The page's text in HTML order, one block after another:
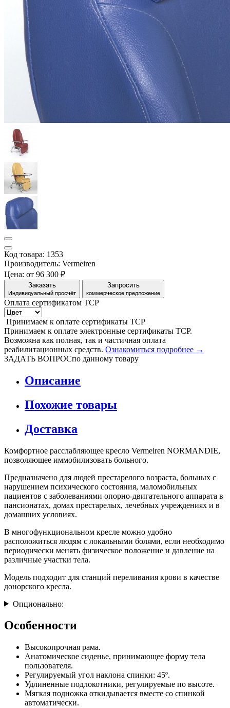
Код товара: 1353
Производитель: Vermeiren
Цена: от 96 300 ₽
Заказать
Индивидуальный просчёт
Запросить
коммерческое предложение
Оплата сертификатом ТСР
Принимаем к оплате сертификаты ТСР
Принимаем к оплате электронные сертификаты ТСР.
Возможна как полная, так и частичная оплата
реабилитационных средств. Ознакомиться подробнее →
ЗАДАТЬ ВОПРОСпо данному товару
Описание
Похожие товары
Доставка
Комфортное расслабляющее кресло Vermeiren NORMANDIE,
позволяющее иммобилизовать больного.
Предназначено для людей престарелого возраста, больных с
нарушением психического состояния, маломобильных
пациентов с заболеваниями опорно-двигательного аппарата в
пансионатах, домах престарелых, лечебных учреждениях и в
домашних условиях.
В многофункциональном кресле можно удобно
расположиться людям с локальными болями, если необходимо
периодически менять физическое положение и давление на
различные участки тела.
Модель подходит для станций переливания крови в качестве
донорского кресла.
Опционально:
Особенности
Высокопрочная рама.
Анатомическое сиденье, принимающее форму тела
пользователя.
Регулируемый угол наклона спинки: 45º.
Удлиненные подлокотники, регулируемые по высоте.
Мягкая подножка откидывается вместе со спинкой
автоматически.